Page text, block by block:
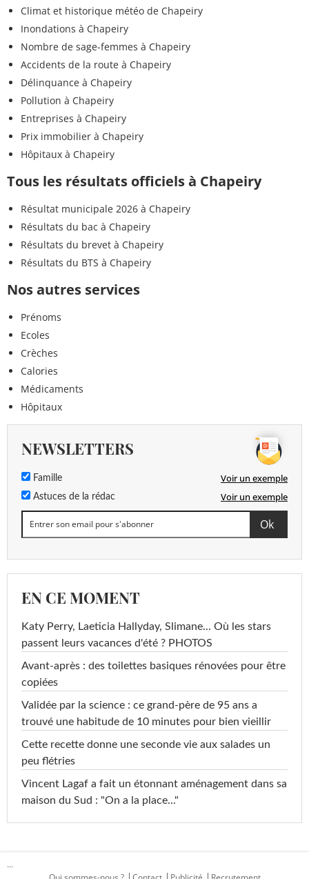
Climat et historique météo de Chapeiry
Inondations à Chapeiry
Nombre de sage-femmes à Chapeiry
Accidents de la route à Chapeiry
Délinquance à Chapeiry
Pollution à Chapeiry
Entreprises à Chapeiry
Prix immobilier à Chapeiry
Hôpitaux à Chapeiry
Tous les résultats officiels à Chapeiry
Résultat municipale 2026 à Chapeiry
Résultats du bac à Chapeiry
Résultats du brevet à Chapeiry
Résultats du BTS à Chapeiry
Nos autres services
Prénoms
Ecoles
Crèches
Calories
Médicaments
Hôpitaux
NEWSLETTERS
Famille Voir un exemple
Astuces de la rédac Voir un exemple
EN CE MOMENT
Katy Perry, Laeticia Hallyday, Slimane... Où les stars
passent leurs vacances d'été ? PHOTOS
Avant-après : des toilettes basiques rénovées pour être
copiées
Validée par la science : ce grand-père de 95 ans a
trouvé une habitude de 10 minutes pour bien vieillir
Cette recette donne une seconde vie aux salades un
peu flétries
Vincent Lagaf a fait un étonnant aménagement dans sa
maison du Sud : "On a la place..."
...